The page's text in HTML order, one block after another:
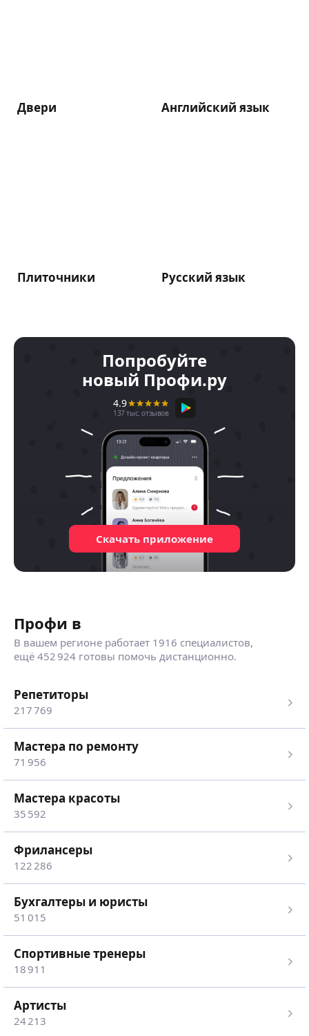
Двери Английский язык
Плиточники Русский язык
Попробуйте
новый Профи.ру
4.9
137 тыс. отзывов
Скачать приложение
Профи в
В вашем регионе работает 1916 специалистов,
ещё 452 924 готовы помочь дистанционно.
репетиторы
217 769
мастера по ремонту
71 956
мастера красоты
35 592
Фрилансеры
122 286
Бухгалтеры и юристы
51 015
спортивные тренеры
18 911
Артисты
24 213